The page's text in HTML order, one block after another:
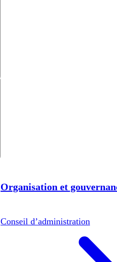
Organisation et
Conseil d’administration